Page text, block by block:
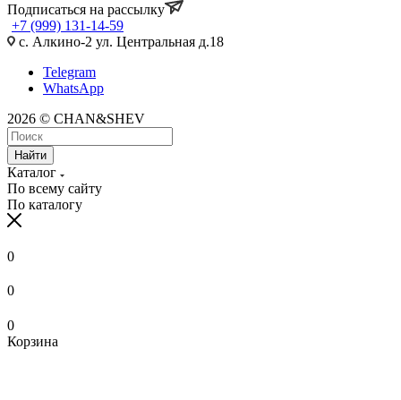
Подписаться на рассылку
+7 (999) 131-14-59
с. Алкино-2 ул. Центральная д.18
Telegram
WhatsApp
2026 © CHAN&SHEV
Найти
Каталог
По всему сайту
По каталогу
0
0
0
Корзина